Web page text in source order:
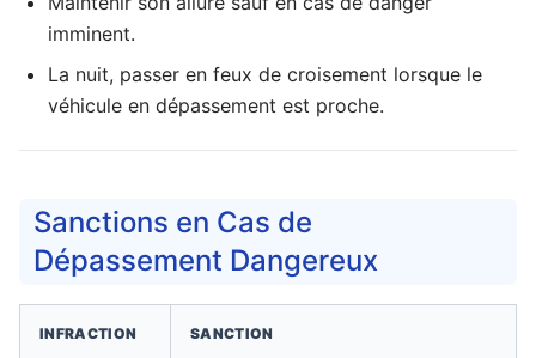
imminent.
La nuit, passer en feux de croisement lorsque le
véhicule en dépassement est proche.
Sanctions en Cas de
Dépassement Dangereux
INFRACTION SANCTION